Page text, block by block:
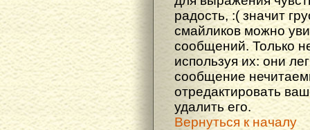
радость, :( значит
смайликов можно
сообщений. Только
используя их: они
сообщение
отредактировать
удалить его.
Вернуться к началу